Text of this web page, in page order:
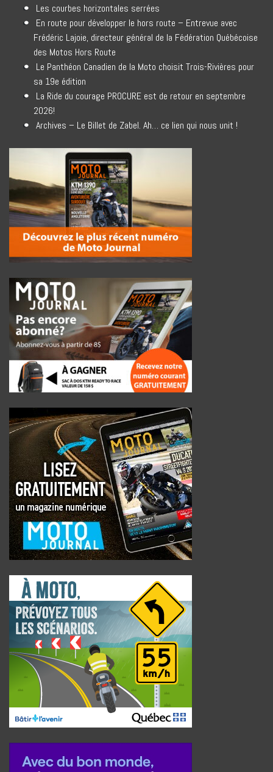
Les courbes horizontales serrées
En route pour développer le hors route – Entrevue avec
Frédéric Lajoie, directeur général de la Fédération Québécoise
des Motos Hors Route
Le Panthéon Canadien de la Moto choisit Trois-Rivières pour
sa 19e édition
La Ride du courage PROCURE est de retour en septembre
2026!
Archives – Le Billet de Zabel. Ah… ce lien qui nous unit !